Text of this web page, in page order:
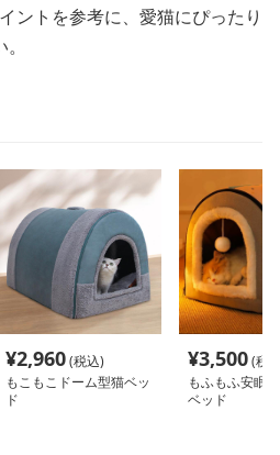
ントを参考に、愛猫にぴったり
¥2,960(税込)
もこもこドーム型猫ベッ
ド
¥3,500(税
もふもふ安眠
ベッド